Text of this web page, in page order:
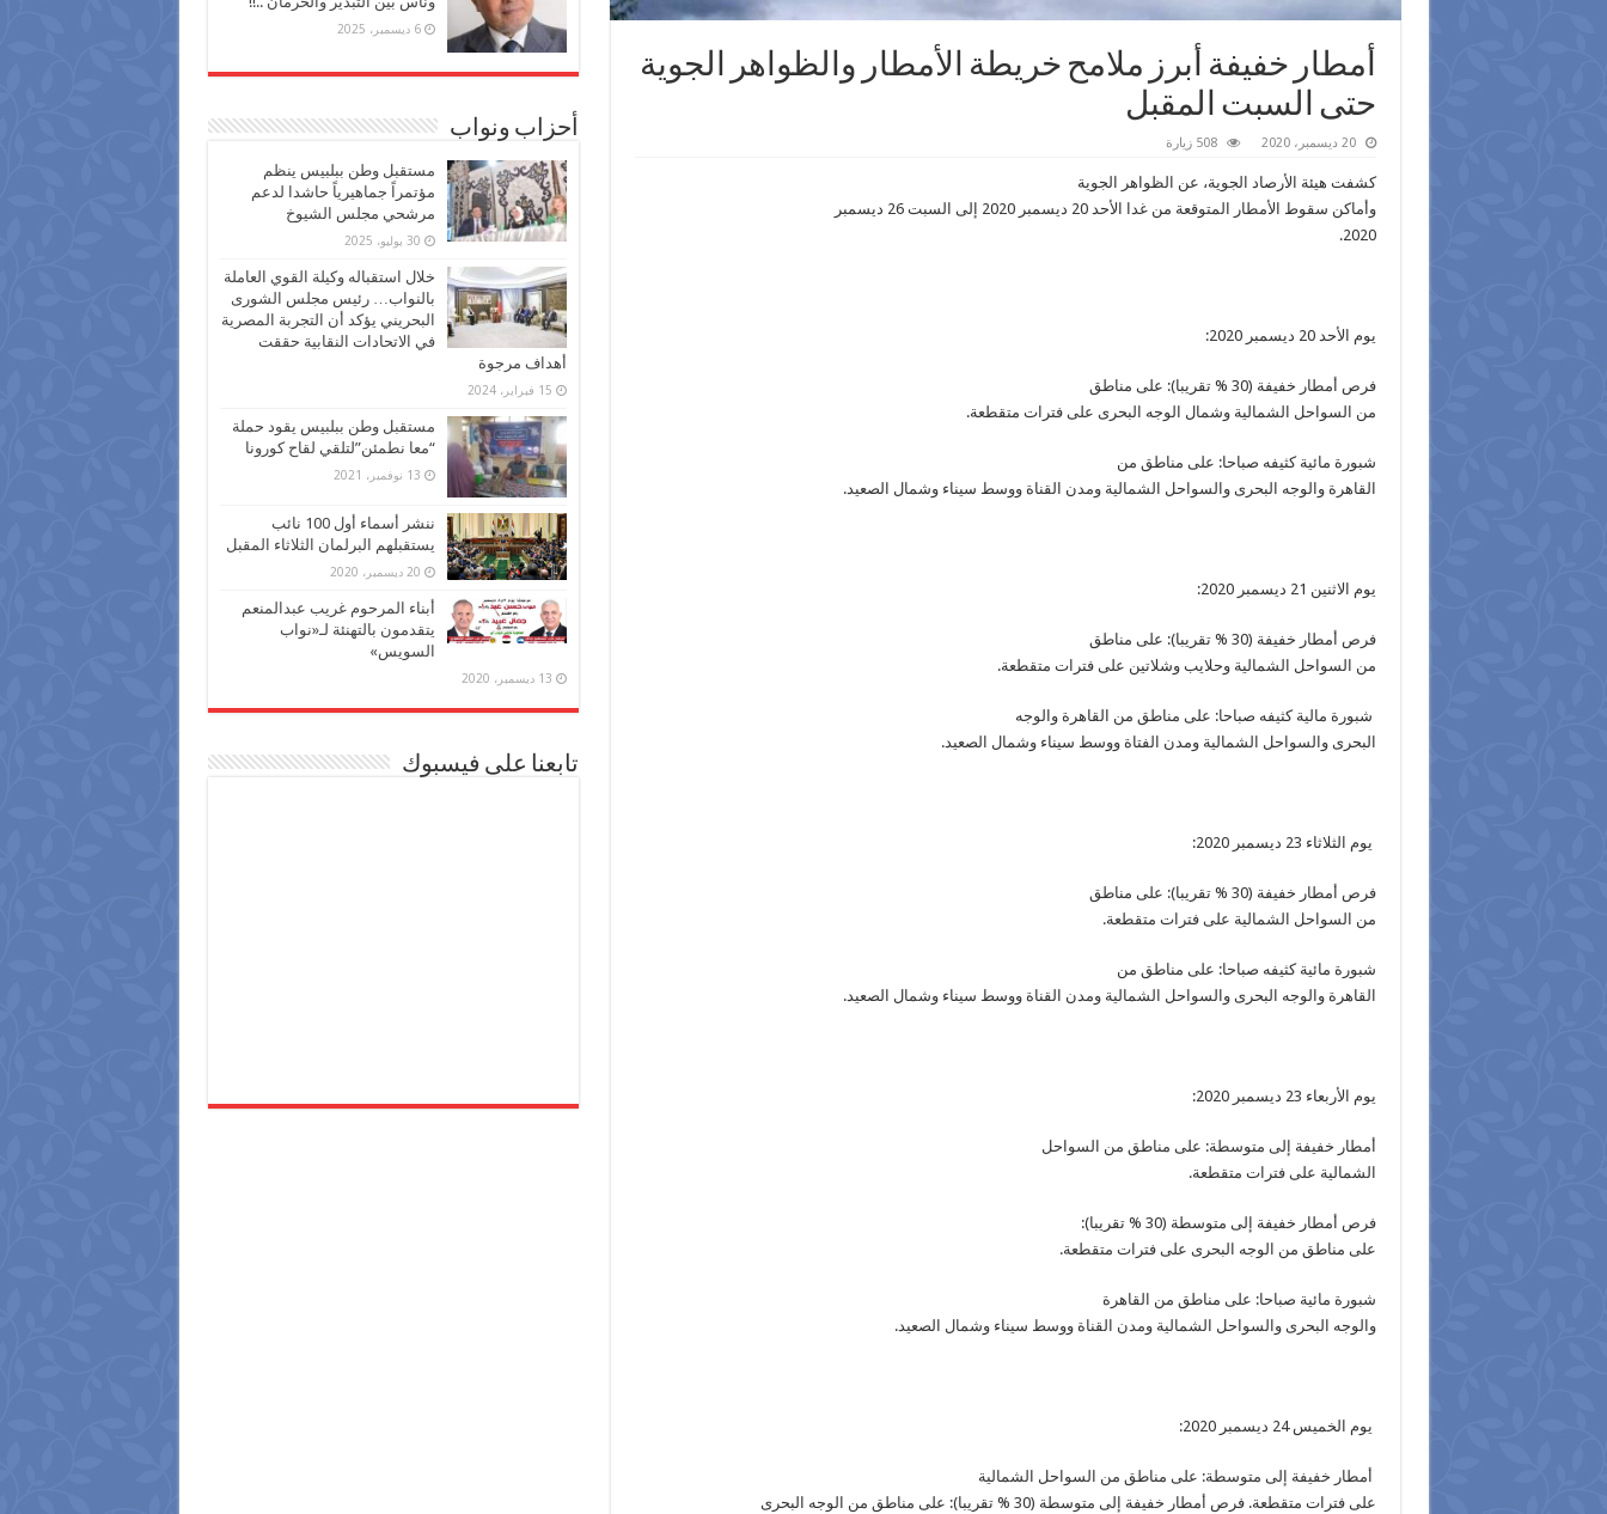
أمطار خفيفة أبرز ملامح خريطة الأمطار والظواهر الجوية
حتى السبت المقبل
20 ديسمبر، 2020 508 زيارة
كشفت هيئة الأرصاد الجوية، عن الظواهر الجوية
وأماكن سقوط الأمطار المتوقعة من غدا الأحد 20 ديسمبر 2020 إلى السبت 26 ديسمبر
2020.
يوم الأحد 20 ديسمبر 2020:
فرص أمطار خفيفة (30 % تقريبا): على مناطق
من السواحل الشمالية وشمال الوجه البحرى على فترات متقطعة.
شبورة مائية كثيفه صباحا: على مناطق من
القاهرة والوجه البحرى والسواحل الشمالية ومدن القناة ووسط سيناء وشمال الصعيد.
يوم الاثنين 21 ديسمبر 2020:
فرص أمطار خفيفة (30 % تقريبا): على مناطق
من السواحل الشمالية وحلايب وشلاتين على فترات متقطعة.
شبورة مالية كثيفه صباحا: على مناطق من القاهرة والوجه
البحرى والسواحل الشمالية ومدن الفتاة ووسط سيناء وشمال الصعيد.
يوم الثلاثاء 23 ديسمبر 2020:
فرص أمطار خفيفة (30 % تقريبا): على مناطق
من السواحل الشمالية على فترات متقطعة.
شبورة مائية كثيفه صباحا: على مناطق من
القاهرة والوجه البحرى والسواحل الشمالية ومدن القناة ووسط سيناء وشمال الصعيد.
يوم الأربعاء 23 ديسمبر 2020:
أمطار خفيفة إلى متوسطة: على مناطق من السواحل
الشمالية على فترات متقطعة.
فرص أمطار خفيفة إلى متوسطة (30 % تقريبا):
على مناطق من الوجه البحرى على فترات متقطعة.
شبورة مائية صباحا: على مناطق من القاهرة
والوجه البحرى والسواحل الشمالية ومدن القناة ووسط سيناء وشمال الصعيد.
يوم الخميس 24 ديسمبر 2020:
أمطار خفيفة إلى متوسطة: على مناطق من السواحل الشمالية
على فترات متقطعة. فرص أمطار خفيفة إلى متوسطة (30 % تقريبا): على مناطق من الوجه البحرى
6 ديسمبر، 2025
أحزاب ونواب
مستقبل وطن ببلبيس ينظم
مؤتمراً جماهيرياً حاشدا لدعم
مرشحي مجلس الشيوخ
30 يوليو، 2025
خلال استقباله وكيلة القوي العاملة
بالنواب… رئيس مجلس الشورى
البحريني يؤكد أن التجربة المصرية
في الاتحادات النقابية حققت
أهداف مرجوة
15 فبراير، 2024
مستقبل وطن ببلبيس يقود حملة
“معا نطمئن”لتلقي لقاح كورونا
13 نوفمبر، 2021
ننشر أسماء أول 100 نائب
يستقبلهم البرلمان الثلاثاء المقبل
20 ديسمبر، 2020
أبناء المرحوم غريب عبدالمنعم
يتقدمون بالتهنئة لـ«نواب
السويس»
13 ديسمبر، 2020
تابعنا على فيسبوك